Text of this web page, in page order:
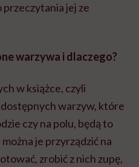
jej ze
warzywa i dlaczego?
w książce, czyli
warzyw, które
czy na polu, będą to
je przyrządzić na
zrobić z nich zupę,